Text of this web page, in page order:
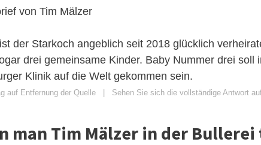
von Tim Mälzer
der Starkoch angeblich seit 2018 glücklich
drei gemeinsame Kinder. Baby Nummer drei soll
Klinik auf die Welt gekommen sein.
auf Entfernung der Quelle Sehen Sie sich die vollständige Antwort
man Tim Mälzer in der